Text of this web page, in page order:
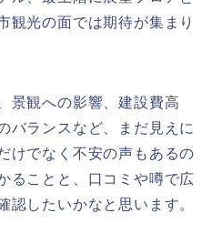
観光の面では期待が集まり
景観への影響、建設費高
バランスなど、まだ見えに
けでなく不安の声もあるの
ることと、口コミや噂で広
認したいかなと思います。